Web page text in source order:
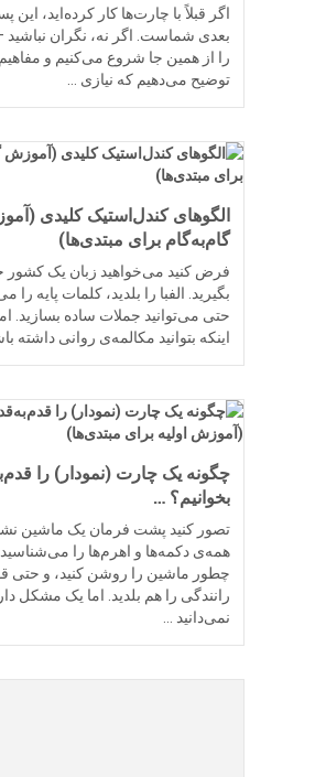
اگر قبلاً با چارت‌ها کار کرده‌اید،
بعدی شماست. اگر نه، نگران نباشید
را از همین جا شروع می‌کنیم و
توضیح می‌دهیم که نیازی …
الگوهای کندل‌استیک کلیدی
گام‌به‌گام برای مبتدی‌ها)
فرض کنید می‌خواهید زبان یک کشور
بگیرید. الفبا را بلدید، کلمات پایه را
حتی می‌توانید جملات ساده بسازید.
اینکه بتوانید مکالمه‌ی روانی داشته
چگونه یک چارت (نمودار) را
بخوانیم؟ …
تصور کنید پشت فرمان یک ماشین
همه‌ی دکمه‌ها و اهرم‌ها را
چطور ماشین را روشن کنید، و حتی
رانندگی را هم بلدید. اما یک مشکل
نمی‌دانید …